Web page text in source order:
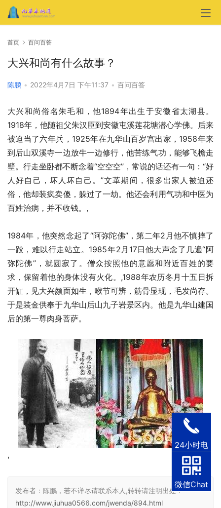
首页 百问百答
大兴和尚有什么故事？
陈鹏 • 2022年4月7日 下午11:37 • 百问百答
大兴和尚俗名朱毛和，他1894年出生于安徽省太湖县。
1918年，他随祖父朱汉臣到安徽屯溪莲花塘潜心学佛。后来
被迫当了六年兵，1925年在九华山百岁宫出家，1958年来
到后山双溪寺一边放牛一边修行，他苦练气功，能够飞檐走
壁。行走坐卧都不断念着“空空空”，常说的话还有一句：“好
人好自己，坏人坏自己。”文革期间，很多出家人被迫还
俗，他却装疯卖傻，躲过了一劫。他还会利用气功和中医为
百姓治病，并不收钱。 ,
1984年，他突然念起了“阿弥陀佛”，第二年2月他不慎摔了
一跤，难以行走站立。1985年2月17日他大声念了几遍“阿
弥陀佛”，就圆寂了。僧众按照他的意愿和附近百姓的要
求，保留着他的身体没有火化。 ,1988年农历冬月十五日拆
开缸，见大兴颜面如生，喉节可辨，筋骨显现，毛发尚存。
于是装金供奉于九华山后山九子岩景区内。他是九华山建国
后的第一尊肉身菩萨。
,
发布者：陈鹏，若不详尽请联系本人,转转请注明出处：
http://www.jiuhua0566.com/jwenda/894.html
24小时电
话
微信Chat